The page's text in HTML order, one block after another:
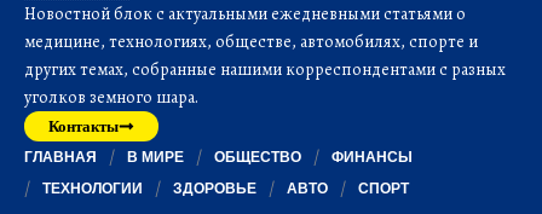
Новостной блок с актуальными ежедневными статьями о
медицине, технологиях, обществе, автомобилях, спорте и
других темах, собранные нашими корреспондентами с разных
уголков земного шара.
Контакты
ГЛАВНАЯ В МИРЕ ОБЩЕСТВО
ФИНАНСЫ
ТЕХНОЛОГИИ
ЗДОРОВЬЕ АВТО СПОРТ